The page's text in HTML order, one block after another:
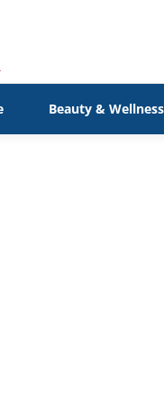
Beauty & Wellness